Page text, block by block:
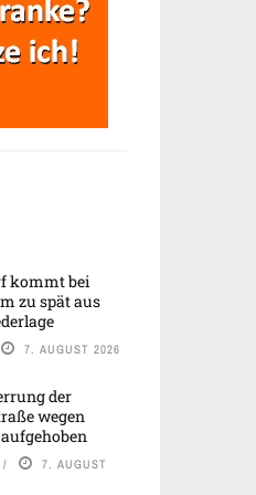
kommt bei
zu spät aus
7. AUGUST 2026
der
wegen
7. AUGUST